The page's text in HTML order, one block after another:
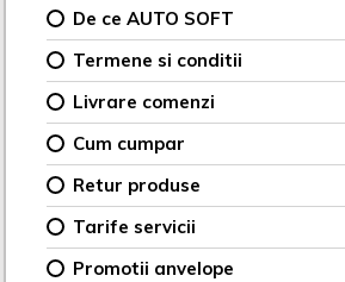
De ce AUTO SOFT
Termene si conditii
Livrare comenzi
Cum cumpar
Retur produse
Tarife servicii
Promotii anvelope